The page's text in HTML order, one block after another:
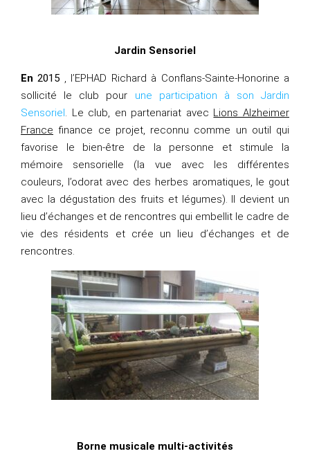
Jardin Sensoriel
En 2015 , l’EPHAD Richard à Conflans-Sainte-Honorine a
sollicité le club pour une participation à son Jardin
Sensoriel. Le club, en partenariat avec Lions Alzheimer
France finance ce projet, reconnu comme un outil qui
favorise le bien-être de la personne et stimule la
mémoire sensorielle (la vue avec les différentes
couleurs, l’odorat avec des herbes aromatiques, le gout
avec la dégustation des fruits et légumes). Il devient un
lieu d’échanges et de rencontres qui embellit le cadre de
vie des résidents et crée un lieu d’échanges et de
rencontres.
Borne musicale multi-activités